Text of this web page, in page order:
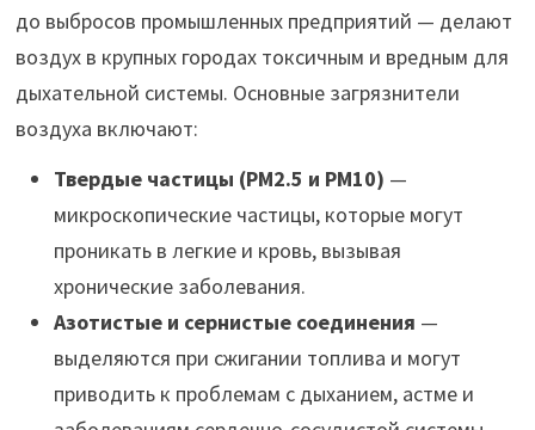
до выбросов промышленных предприятий — делают
воздух в крупных городах токсичным и вредным для
дыхательной системы. Основные загрязнители
воздуха включают:
Твердые частицы (PM2.5 и PM10) —
микроскопические частицы, которые могут
проникать в легкие и кровь, вызывая
хронические заболевания.
Азотистые и сернистые соединения —
выделяются при сжигании топлива и могут
приводить к проблемам с дыханием, астме и